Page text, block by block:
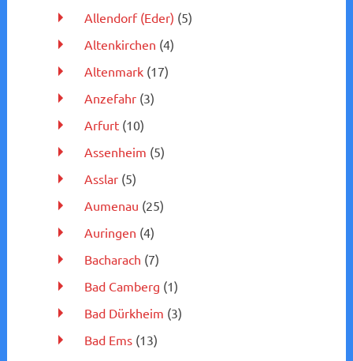
Allendorf (Eder) (5)
Altenkirchen (4)
Altenmark(17)
Anzefahr(3)
Arfurt(10)
Assenheim (5)
Asslar(5)
Aumenau (25)
Auringen (4)
Bacharach (7)
Bad Camberg (1)
Bad Dürkheim (3)
Bad Ems(13)